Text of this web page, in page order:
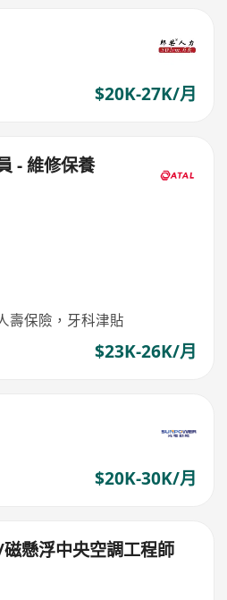
$20K-27K/月
- 維修保養
壽保險，牙科津貼
$23K-26K/月
$20K-30K/月
懸浮中央空調工程師